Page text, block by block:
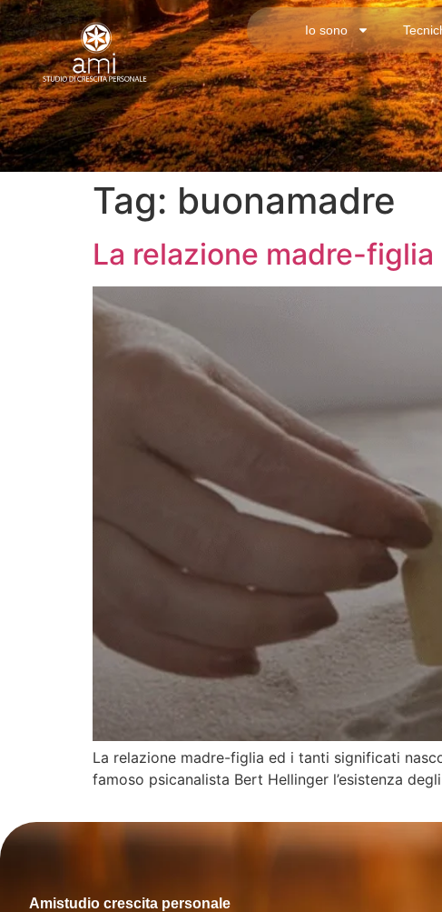
Io sono
Tag: buonamadre
La relazione madre-figlia
La relazione madre-figlia ed i tanti significati
famoso psicanalista Bert Hellinger l’esistenza
Amistudio crescita personale